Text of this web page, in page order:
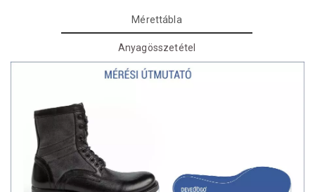
Mérettábla
Anyagösszetétel